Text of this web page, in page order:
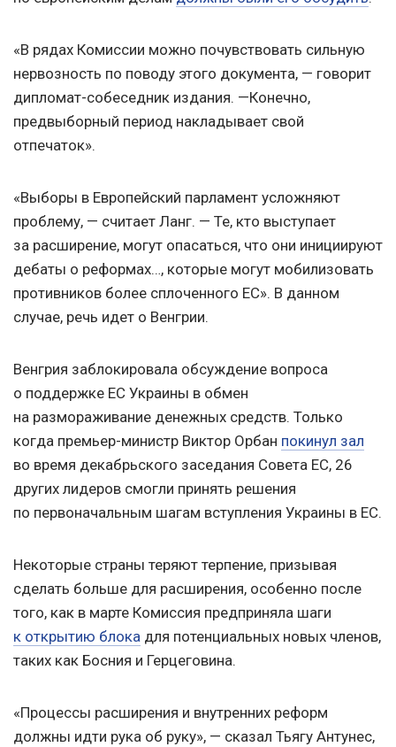
«В рядах Комиссии можно почувствовать сильную
нервозность по поводу этого документа, — говорит
дипломат-собеседник издания. —Конечно,
предвыборный период накладывает свой
отпечаток».
«Выборы в Европейский парламент усложняют
проблему, — считает Ланг. — Те, кто выступает
за расширение, могут опасаться, что они инициируют
дебаты о реформах…, которые могут мобилизовать
противников более сплоченного ЕС». В данном
случае, речь идет о Венгрии.
Венгрия заблокировала обсуждение вопроса
о поддержке EC Украины в обмен
на размораживание денежных средств. Только
когда премьер-министр Виктор Орбан покинул зал
во время декабрьского заседания Совета EC, 26
других лидеров смогли принять решения
по первоначальным шагам вступления Украины в ЕС.
Некоторые страны теряют терпение, призывая
сделать больше для расширения, особенно после
того, как в марте Комиссия предприняла шаги
к открытию блока для потенциальных новых членов,
таких как Босния и Герцеговина.
«Процессы расширения и внутренних реформ
должны идти рука об руку», — сказал Тьягу Антунес,